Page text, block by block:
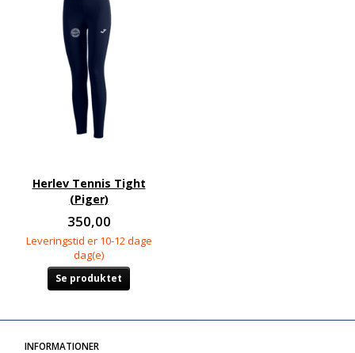
Herlev Tennis Tight
(Piger)
350,00
Leveringstid er 10-12 dage
dag(e)
Se produktet
INFORMATIONER